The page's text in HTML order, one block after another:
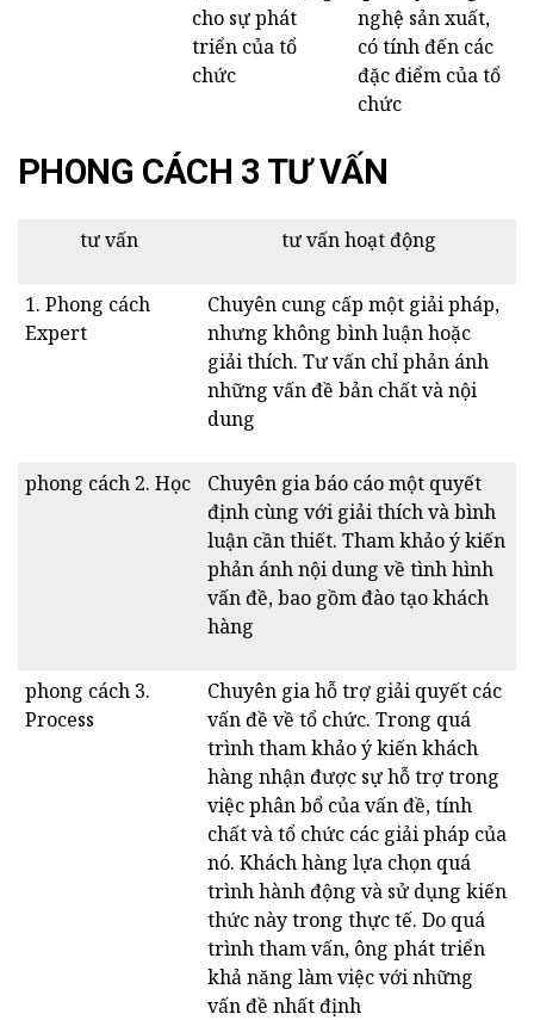
cho sự phát
triển của tổ
chức
nghệ sản xuất,
có tính đến các
đặc điểm của tổ
chức
PHONG CÁCH 3 TƯ VẤN
tư vấn tư vấn hoạt động
1. Phong cách
Expert
Chuyên cung cấp một giải pháp,
nhưng không bình luận hoặc
giải thích. Tư vấn chỉ phản ánh
những vấn đề bản chất và nội
dung
phong cách 2. Học
Chuyên gia báo cáo một quyết
định cùng với giải thích và bình
luận cần thiết. Tham khảo ý kiến
phản ánh nội dung về tình hình
vấn đề, bao gồm đào tạo khách
hàng
phong cách 3.
Process
Chuyên gia hỗ trợ giải quyết các
vấn đề về tổ chức. Trong quá
trình tham khảo ý kiến khách
hàng nhận được sự hỗ trợ trong
việc phân bổ của vấn đề, tính
chất và tổ chức các giải pháp của
nó. Khách hàng lựa chọn quá
trình hành động và sử dụng kiến
thức này trong thực tế. Do quá
trình tham vấn, ông phát triển
khả năng làm việc với những
vấn đề nhất định